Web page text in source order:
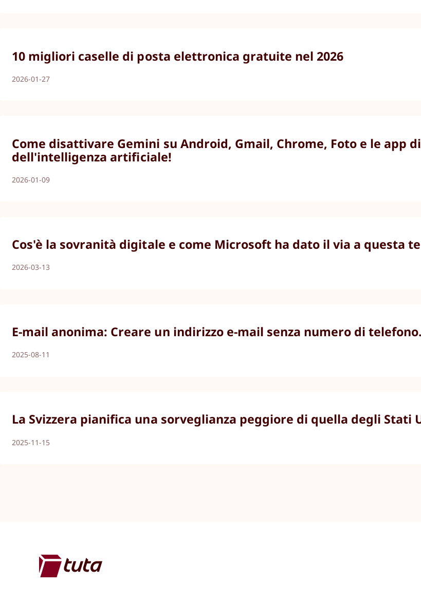
10 migliori caselle di posta elettronica gratuite nel 2026
2026-01-27
Come disattivare Gemini su Android, Gmail, Chrome, Foto e le app
dell'intelligenza artificiale!
2026-01-09
Cos'è la sovranità digitale e come Microsoft ha dato il via a questa
2026-03-13
E-mail anonima: Creare un indirizzo e-mail senza numero di telefono.
2025-08-11
La Svizzera pianifica una sorveglianza peggiore di quella degli Stati
2025-11-15